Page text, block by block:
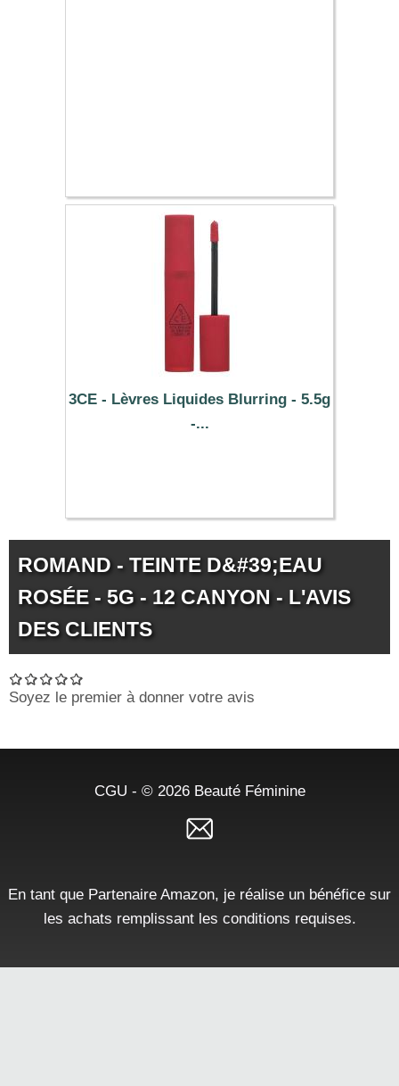
3CE - Lèvres Liquides Blurring - 5.5g
-...
ROMAND - TEINTE D&#39;EAU
ROSÉE - 5G - 12 CANYON - L'AVIS
DES CLIENTS
Soyez le premier à donner votre avis
CGU - © 2026 Beauté Féminine
En tant que Partenaire Amazon, je réalise un bénéfice sur
les achats remplissant les conditions requises.